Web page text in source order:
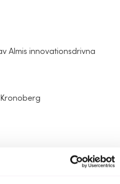
Almis innovationsdrivna
med Almi